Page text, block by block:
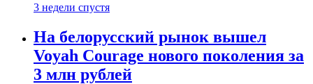
3 недели спустя
На белорусский рынок вышел
Voyah Courage нового поколения за
3 млн рублей